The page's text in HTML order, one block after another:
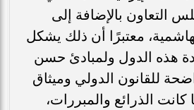
التعاون بالإضافة إلى
معتبرًا أن ذلك يشكل
هذه الدول ولمبادئ حسن
للقانون الدولي وميثاق
كانت الذرائع والمبررات،